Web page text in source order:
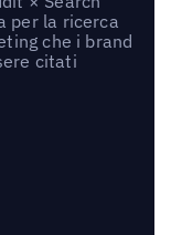
per la ricerca
che i brand
citati